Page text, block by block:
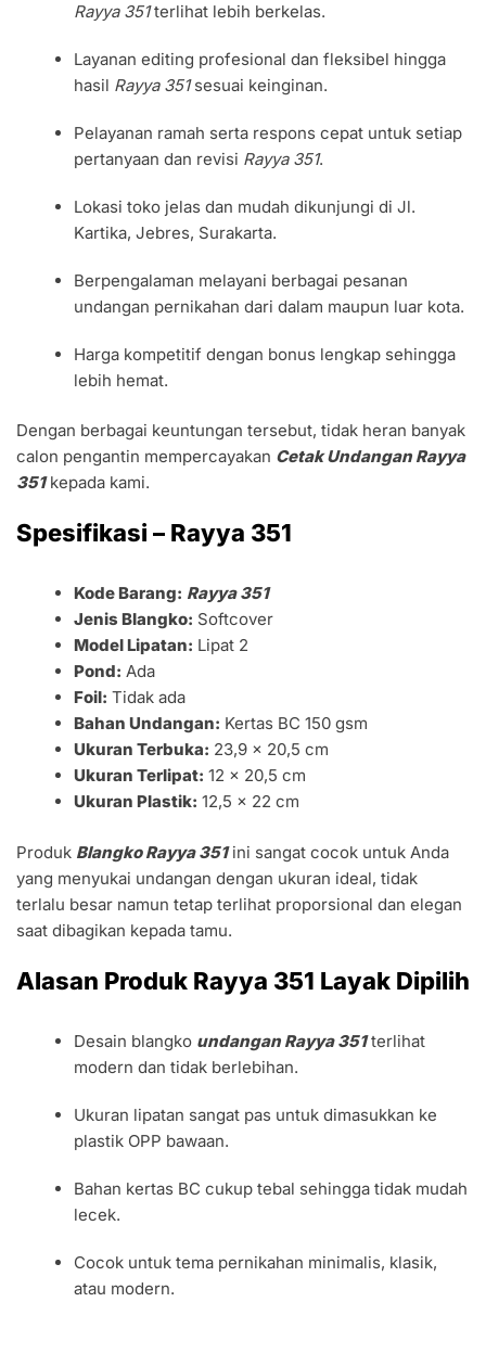
Rayya 351terlihat lebih berkelas.
Layanan editing profesional dan fleksibel hingga
hasil Rayya 351sesuai keinginan.
Pelayanan ramah serta respons cepat untuk setiap
pertanyaan dan revisi Rayya 351.
Lokasi toko jelas dan mudah dikunjungi di Jl.
Kartika, Jebres, Surakarta.
Berpengalaman melayani berbagai pesanan
undangan pernikahan dari dalam maupun luar kota.
Harga kompetitif dengan bonus lengkap sehingga
lebih hemat.
Dengan berbagai keuntungan tersebut, tidak heran banyak
calon pengantin mempercayakan Cetak Undangan Rayya
351kepada kami.
Spesifikasi – Rayya 351
Kode Barang: Rayya 351
Jenis Blangko: Softcover
Model Lipatan: Lipat 2
Pond: Ada
Foil: Tidak ada
Bahan Undangan: Kertas BC 150 gsm
Ukuran Terbuka: 23,9 x 20,5 cm
Ukuran Terlipat: 12 x 20,5 cm
Ukuran Plastik: 12,5 x 22 cm
Produk Blangko Rayya 351ini sangat cocok untuk Anda
yang menyukai undangan dengan ukuran ideal, tidak
terlalu besar namun tetap terlihat proporsional dan elegan
saat dibagikan kepada tamu.
Alasan Produk Rayya 351 Layak Dipilih
Desain blangko undangan Rayya 351terlihat
modern dan tidak berlebihan.
Ukuran lipatan sangat pas untuk dimasukkan ke
plastik OPP bawaan.
Bahan kertas BC cukup tebal sehingga tidak mudah
lecek.
Cocok untuk tema pernikahan minimalis, klasik,
atau modern.